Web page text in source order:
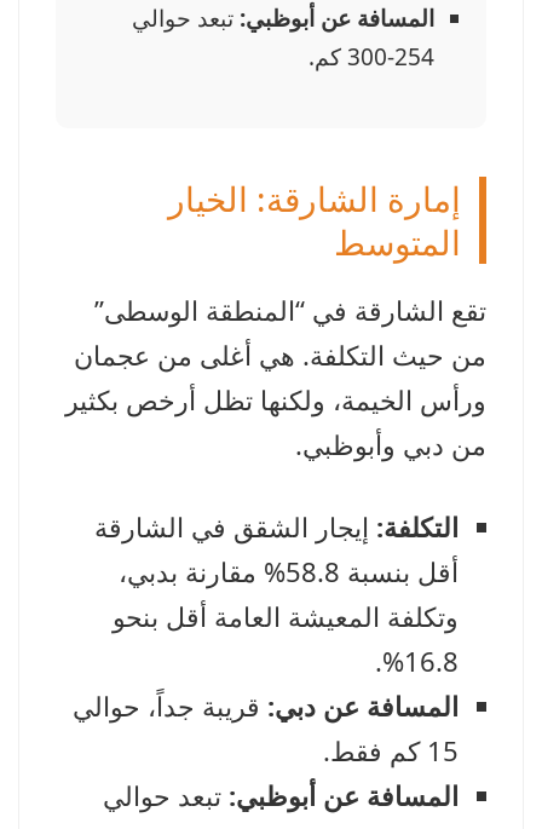
المسافة عن أبوظبي: تبعد حوالي
254-300 كم.
إمارة الشارقة: الخيار
المتوسط
تقع الشارقة في “المنطقة الوسطى”
من حيث التكلفة. هي أغلى من عجمان
ورأس الخيمة، ولكنها تظل أرخص بكثير
من دبي وأبوظبي.
التكلفة: إيجار الشقق في الشارقة
أقل بنسبة 58.8% مقارنة بدبي،
وتكلفة المعيشة العامة أقل بنحو
16.8%.
المسافة عن دبي: قريبة جداً، حوالي
15 كم فقط.
المسافة عن أبوظبي: تبعد حوالي